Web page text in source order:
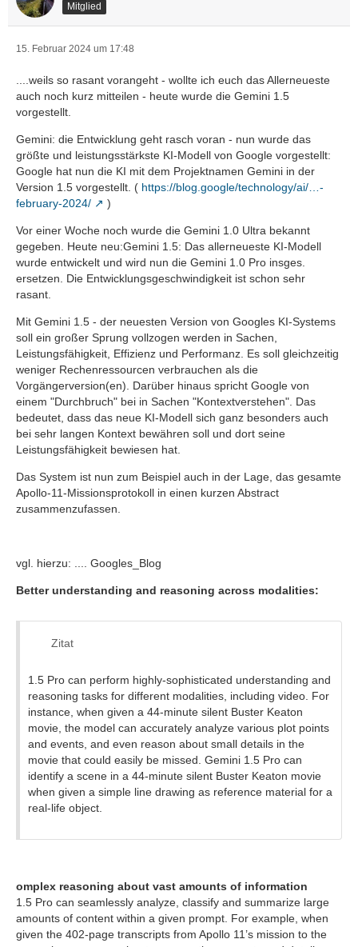
Mitglied
15. Februar 2024 um 17:48
....weils so rasant vorangeht - wollte ich euch das Allerneueste
auch noch kurz mitteilen - heute wurde die Gemini 1.5
vorgestellt.
Gemini: die Entwicklung geht rasch voran - nun wurde das
größte und leistungsstärkste KI-Modell von Google vorgestellt:
Google hat nun die KI mit dem Projektnamen Gemini in der
Version 1.5 vorgestellt. ( https://blog.google/technology/ai/…-
february-2024/
)
Vor einer Woche noch wurde die Gemini 1.0 Ultra bekannt
gegeben. Heute neu:Gemini 1.5: Das allerneueste KI-Modell
wurde entwickelt und wird nun die Gemini 1.0 Pro insges.
ersetzen. Die Entwicklungsgeschwindigkeit ist schon sehr
rasant.
Mit Gemini 1.5 - der neuesten Version von Googles KI-Systems
soll ein großer Sprung vollzogen werden in Sachen,
Leistungsfähigkeit, Effizienz und Performanz. Es soll gleichzeitig
weniger Rechenressourcen verbrauchen als die
Vorgängerversion(en). Darüber hinaus spricht Google von
einem "Durchbruch" bei in Sachen "Kontextverstehen". Das
bedeutet, dass das neue KI-Modell sich ganz besonders auch
bei sehr langen Kontext bewähren soll und dort seine
Leistungsfähigkeit bewiesen hat.
Das System ist nun zum Beispiel auch in der Lage, das gesamte
Apollo-11-Missionsprotokoll in einen kurzen Abstract
zusammenzufassen.
vgl. hierzu: .... Googles_Blog
Better understanding and reasoning across modalities:
Zitat
1.5 Pro can perform highly-sophisticated understanding and
reasoning tasks for different modalities, including video. For
instance, when given a 44-minute silent Buster Keaton
movie, the model can accurately analyze various plot points
and events, and even reason about small details in the
movie that could easily be missed. Gemini 1.5 Pro can
identify a scene in a 44-minute silent Buster Keaton movie
when given a simple line drawing as reference material for a
real-life object.
omplex reasoning about vast amounts of information
1.5 Pro can seamlessly analyze, classify and summarize large
amounts of content within a given prompt. For example, when
given the 402-page transcripts from Apollo 11’s mission to the